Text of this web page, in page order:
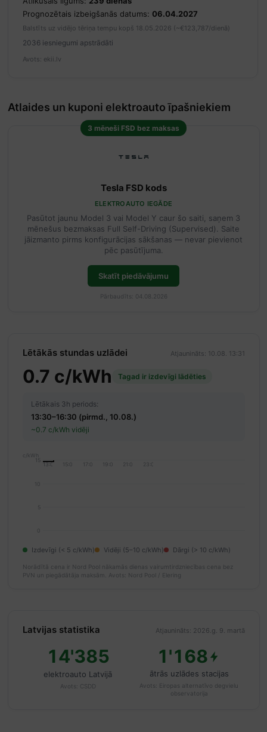
Prognozētais izbeigšanās datums: 06.04.2027
Balstīts uz vidējo tēriņa tempu kopš 18.05.2026 (~€123,787/dienā)
2036 iesniegumi apstrādāti
Avots: ekii.lv
Atlaides un kuponi elektroauto īpašniekiem
3 mēneši FSD bez maksas
Tesla FSD kods
ELEKTROAUTO IEGĀDE
Pasūtot jaunu Model 3 vai Model Y caur šo saiti, saņem 3
mēnešus bezmaksas Full Self-Driving (Supervised). Saite
jāizmanto pirms konfigurācijas sākšanas — nevar pievienot
pēc pasūtījuma.
Skatīt piedāvājumu
Pārbaudīts: 04.08.2026
Lētākās stundas uzlādei Atjaunināts: 10.08. 13:31
0.7 c/kWh Tagad ir izdevīgi lādēties
Lētākais 3h periods:
13:30–16:30 (pirmd., 10.08.)
~0.7 c/kWh vidēji
c/kWh
0
5
10
15
13:00 15:00 17:00 19:00 21:00 23:00
Izdevīgi (< 5 c/kWh) Vidēji (5–10 c/kWh) Dārgi (> 10 c/kWh)
Norādītā cena ir Nord Pool nākamās dienas vairumtirdzniecības cena bez
PVN un piegādātāja maksām.
Avots: Nord Pool / Elering
Latvijas statistika Atjaunināts: 2026.g. 9. martā
14'385
elektroauto Latvijā
Avots: CSDD
1'168
ātrās uzlādes stacijas
Avots:
Eiropas alternatīvo degvielu
observatorija